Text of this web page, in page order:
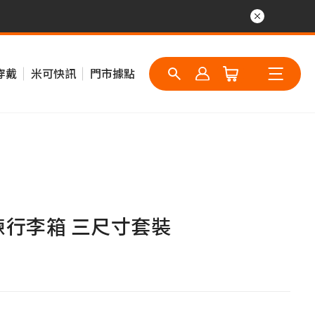
戴 米可快訊 門市據點
李箱 三尺寸套裝